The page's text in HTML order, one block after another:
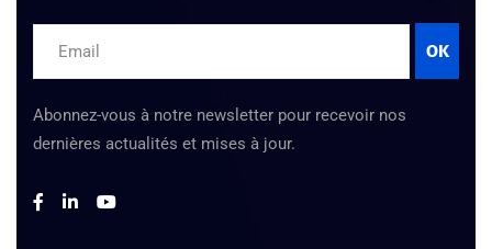
OK
Abonnez-vous à notre newsletter pour recevoir nos
dernières actualités et mises à jour.